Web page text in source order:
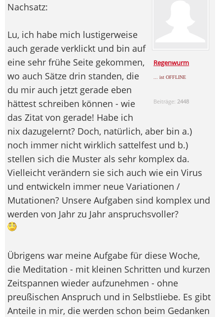
Regenwurm
... ist OFFLINE
Beiträge: 2448
Nachsatz:
Lu, ich habe mich lustigerweise
auch gerade verklickt und bin auf
eine sehr frühe Seite gekommen,
wo auch Sätze drin standen, die
du mir auch jetzt gerade eben
hättest schreiben können - wie
das Zitat von gerade! Habe ich
nix dazugelernt? Doch, natürlich, aber bin a.)
noch immer nicht wirklich sattelfest und b.)
stellen sich die Muster als sehr komplex da.
Vielleicht verändern sie sich auch wie ein Virus
und entwickeln immer neue Variationen /
Mutationen? Unsere Aufgaben sind komplex und
werden von Jahr zu Jahr anspruchsvoller?
Übrigens war meine Aufgabe für diese Woche,
die Meditation - mit kleinen Schritten und kurzen
Zeitspannen wieder aufzunehmen - ohne
preußischen Anspruch und in Selbstliebe. Es gibt
Anteile in mir, die werden schon beim Gedanken